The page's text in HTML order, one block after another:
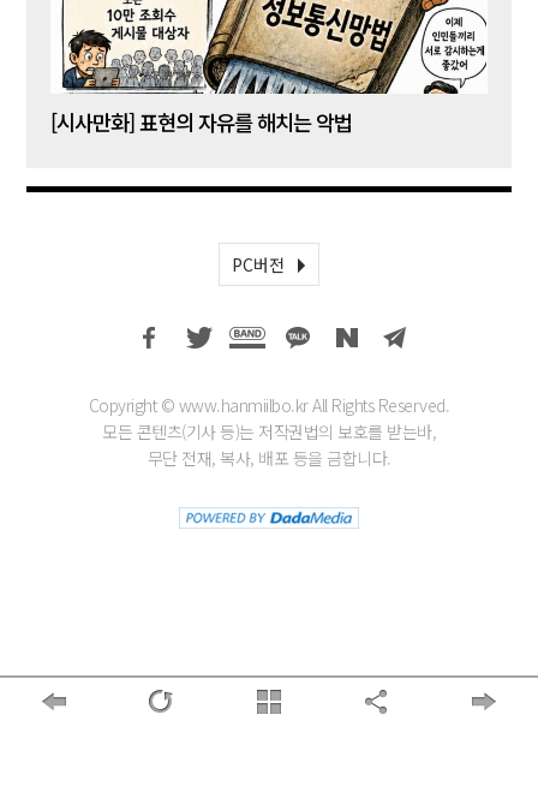
[시사만화] 표현의 자유를 해치는 악법
PC버전
Copyright © www.hanmiilbo.kr All Rights Reserved.
모든 콘텐츠(기사 등)는 저작권법의 보호를 받는바,
무단 전재, 복사, 배포 등을 금합니다.